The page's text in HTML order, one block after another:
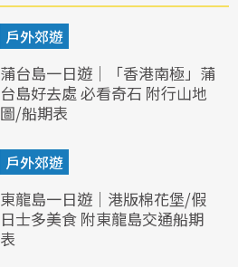
戶外郊遊
蒲台島一日遊｜「香港南極」蒲
台島好去處 必看奇石 附行山地
圖/船期表
戶外郊遊
東龍島一日遊｜港版棉花堡/假
日士多美食 附東龍島交通船期
表